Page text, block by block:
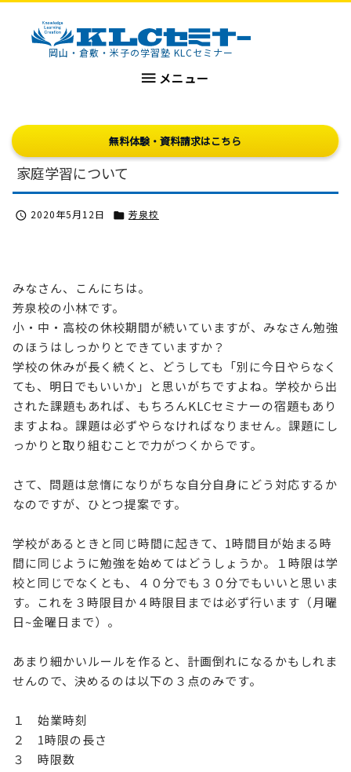
KLCセミナー岡山・倉敷・米子の学習塾 KLCセミナー
 メニュー
無料体験・資料請求はこちら
家庭学習について
 2020年5月12日  芳泉校
みなさん、こんにちは。
芳泉校の小林です。
小・中・高校の休校期間が続いていますが、みなさん勉強
のほうはしっかりとできていますか？
学校の休みが長く続くと、どうしても「別に今日やらなく
ても、明日でもいいか」と思いがちですよね。学校から出
された課題もあれば、もちろんKLCセミナーの宿題もあり
ますよね。課題は必ずやらなければなりません。課題にし
っかりと取り組むことで力がつくからです。
さて、問題は怠惰になりがちな自分自身にどう対応するか
なのですが、ひとつ提案です。
学校があるときと同じ時間に起きて、1時間目が始まる時
間に同じように勉強を始めてはどうしょうか。１時限は学
校と同じでなくとも、４０分でも３０分でもいいと思いま
す。これを３時限目か４時限目までは必ず行います（月曜
日~金曜日まで）。
あまり細かいルールを作ると、計画倒れになるかもしれま
せんので、決めるのは以下の３点のみです。
１ 始業時刻
２ 1時限の長さ
３ 時限数